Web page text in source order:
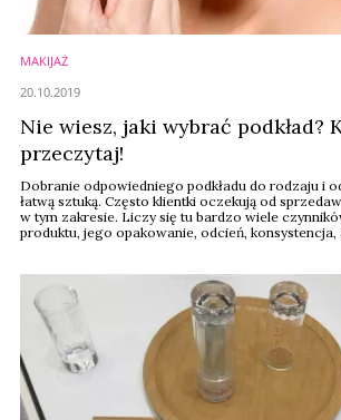
MAKIJAŻ
Nie wiesz, jaki wybrać podkład?
przeczytaj!
Dobranie odpowiedniego podkładu do rodzaju i
łatwą sztuką. Często klientki oczekują od
w tym zakresie. Liczy się tu bardzo wiele
produktu, jego opakowanie, odcień, konsystencja,
Paulina Pilipczuk, ...
20.10.2019